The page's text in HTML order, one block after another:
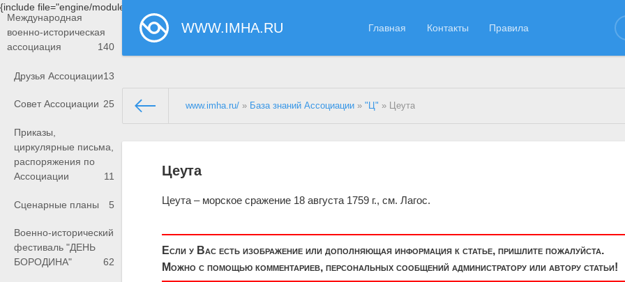
{include file="engine/modules/saperu/head.php"}
WWW.IMHA.RU Главная Контакты Правила
Международная
военно-историческая
ассоциация
140
Друзья Ассоциации13
Совет Ассоциации 25
Приказы,
циркулярные письма,
распоряжения по
Ассоциации
11
Сценарные планы 5
Военно-исторический
фестиваль "ДЕНЬ
БОРОДИНА"
62
www.imha.ru/ » База знаний Ассоциации »"Ц" » Цеута
Цеута
Цеута – морское сражение 18 августа 1759 г., см. Лагос.
Если у Вас есть изображение или дополняющая информация к статье, пришлите пожалуйста.
Можно с помощью комментариев, персональных сообщений администратору или автору статьи!